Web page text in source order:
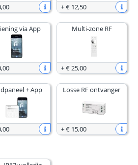
,00 +€ 12,50
via App
,00
Multi-zone RF
+€ 25,00
+ App
,00
Losse RF ontvanger
+€ 15,00